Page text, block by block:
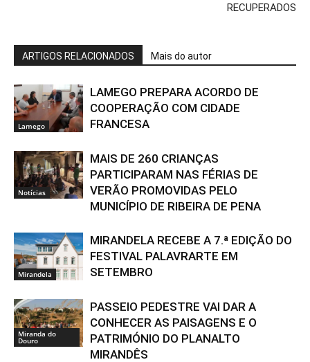
RECUPERADOS
ARTIGOS RELACIONADOS Mais do autor
Lamego
LAMEGO PREPARA ACORDO DE
COOPERAÇÃO COM CIDADE
FRANCESA
Notícias
MAIS DE 260 CRIANÇAS
PARTICIPARAM NAS FÉRIAS DE
VERÃO PROMOVIDAS PELO
MUNICÍPIO DE RIBEIRA DE PENA
Mirandela
MIRANDELA RECEBE A 7.ª EDIÇÃO DO
FESTIVAL PALAVRARTE EM
SETEMBRO
Miranda do
Douro
PASSEIO PEDESTRE VAI DAR A
CONHECER AS PAISAGENS E O
PATRIMÓNIO DO PLANALTO
MIRANDÊS